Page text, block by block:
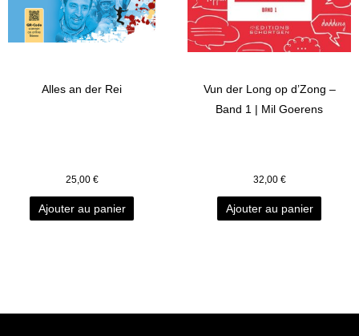
Alles an der Rei
25,00 €
Ajouter au panier
Vun der Long op d’Zong –
Band 1 | Mil Goerens
32,00 €
Ajouter au panier